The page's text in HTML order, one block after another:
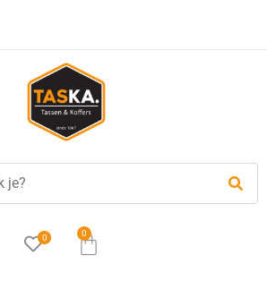
besteld, is vandaag verzonden!
0 0